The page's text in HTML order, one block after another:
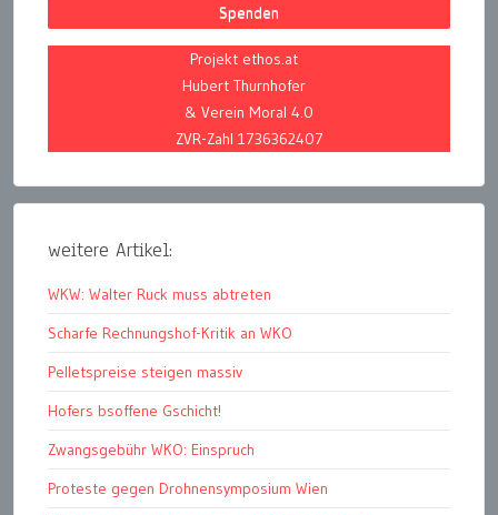
Spenden
Projekt ethos.at
Hubert Thurnhofer
& Verein Moral 4.0
ZVR-Zahl 1736362407
weitere Artikel:
WKW: Walter Ruck muss abtreten
Scharfe Rechnungshof-Kritik an WKO
Pelletspreise steigen massiv
Hofers bsoffene Gschicht!
Zwangsgebühr WKO: Einspruch
Proteste gegen Drohnensymposium Wien